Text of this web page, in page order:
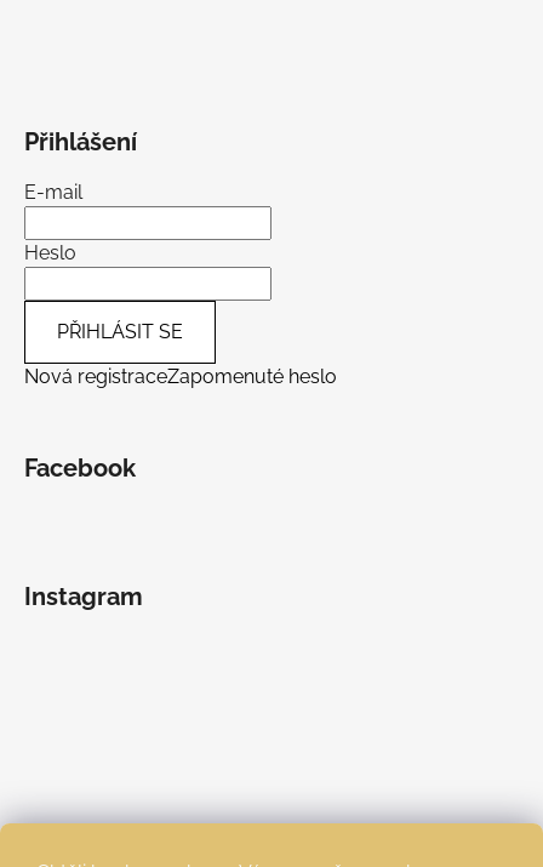
Přihlášení
E-mail
Heslo
PŘIHLÁSIT SE
Nová registraceZapomenuté heslo
Facebook
Instagram